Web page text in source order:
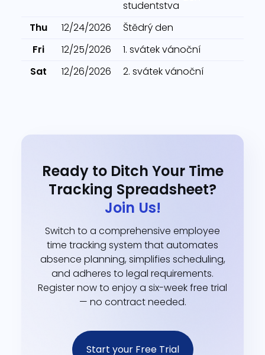
studentstva
Thu
12/24/2026
Štědrý den
Fri
12/25/2026
1. svátek vánoční
Sat
12/26/2026 2. svátek vánoční
Ready to Ditch Your Time
Tracking Spreadsheet?
Join Us!
Switch to a comprehensive employee
time tracking system that automates
absence planning, simplifies scheduling,
and adheres to legal requirements.
Register now to enjoy a six-week free trial
— no contract needed.
Start your Free Trial